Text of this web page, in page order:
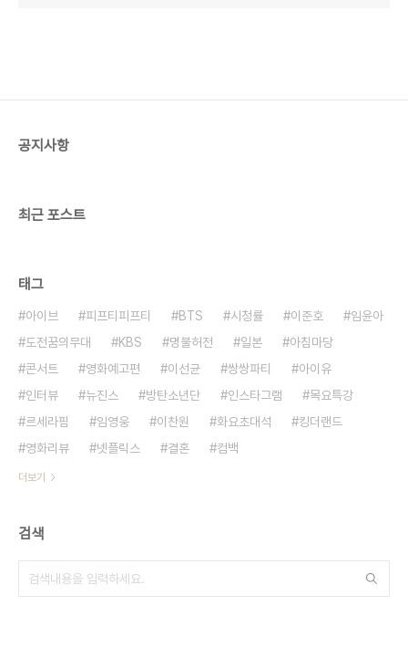
공지사항
최근 포스트
태그
아이브 피프티피프티 BTS 시청률 이준호
임윤아
도전꿈의무대
KBS 명불허전 일본
아침마당
콘서트
영화예고편 이선균 쌍쌍파티
아이유
인터뷰
뉴진스 방탄소년단 인스타그램
목요특강
르세라핌
임영웅 이찬원 화요초대석
킹더랜드
영화리뷰
넷플릭스 결혼 컴백
더보기
검색